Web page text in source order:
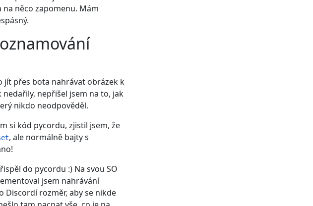
něco zapomenu. Mám
jít přes bota nahrávat obrázek k
nepřišel jsem na to, jak
nikdo neodpověděl.
si kód pycordu, zjistil jsem, že
, ale normálně bajty s
do pycordu :) Na svou SO
jsem nahrávání
Discordí rozměr, aby se nikde